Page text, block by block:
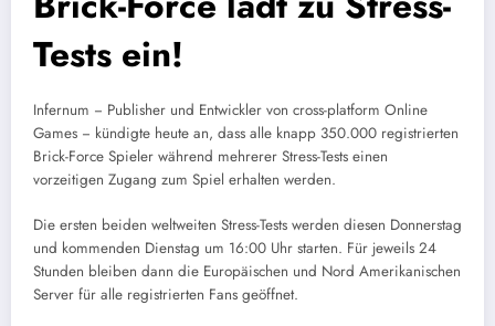
Tests ein!
Infernum − Publisher und Entwickler von cross-platform Online
Games − kündigte heute an, dass alle knapp 350.000 registrierten
Brick-Force Spieler während mehrerer Stress-Tests einen
vorzeitigen Zugang zum Spiel erhalten werden.
Die ersten beiden weltweiten Stress-Tests werden diesen Donnerstag
und kommenden Dienstag um 16:00 Uhr starten. Für jeweils 24
Stunden bleiben dann die Europäischen und Nord Amerikanischen
Server für alle registrierten Fans geöffnet.